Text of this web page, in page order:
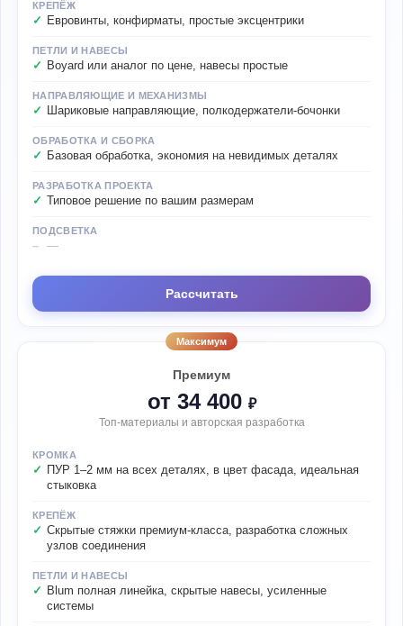
КРЕПЁЖ
Евровинты, конфирматы, простые эксцентрики
ПЕТЛИ И НАВЕСЫ
Boyard или аналог по цене, навесы простые
НАПРАВЛЯЮЩИЕ И МЕХАНИЗМЫ
Шариковые направляющие, полкодержатели-бочонки
ОБРАБОТКА И СБОРКА
Базовая обработка, экономия на невидимых деталях
РАЗРАБОТКА ПРОЕКТА
Типовое решение по вашим размерам
ПОДСВЕТКА
—
Рассчитать
Максимум
Премиум
от 34 400 ₽
Топ-материалы и авторская разработка
КРОМКА
ПУР 1–2 мм на всех деталях, в цвет фасада, идеальная
стыковка
КРЕПЁЖ
Скрытые стяжки премиум-класса, разработка сложных
узлов соединения
ПЕТЛИ И НАВЕСЫ
Blum полная линейка, скрытые навесы, усиленные
системы